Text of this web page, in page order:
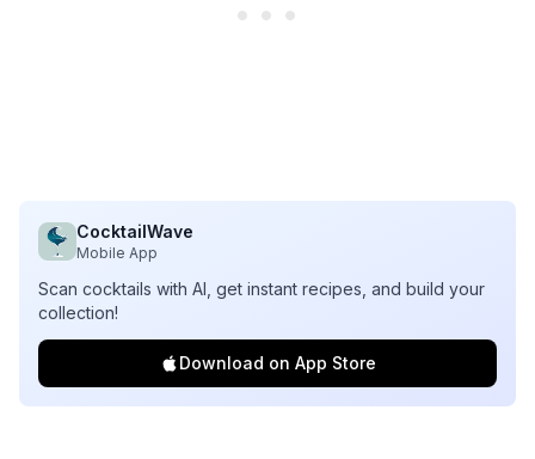
CocktailWave
Mobile App
Scan cocktails with AI, get instant recipes, and build your
collection!
Download on App Store